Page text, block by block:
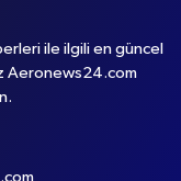
ile ilgili en güncel
Aeronews24.com